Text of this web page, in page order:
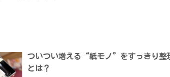
ついつい増える“紙モノ”をすっきり整
とは？